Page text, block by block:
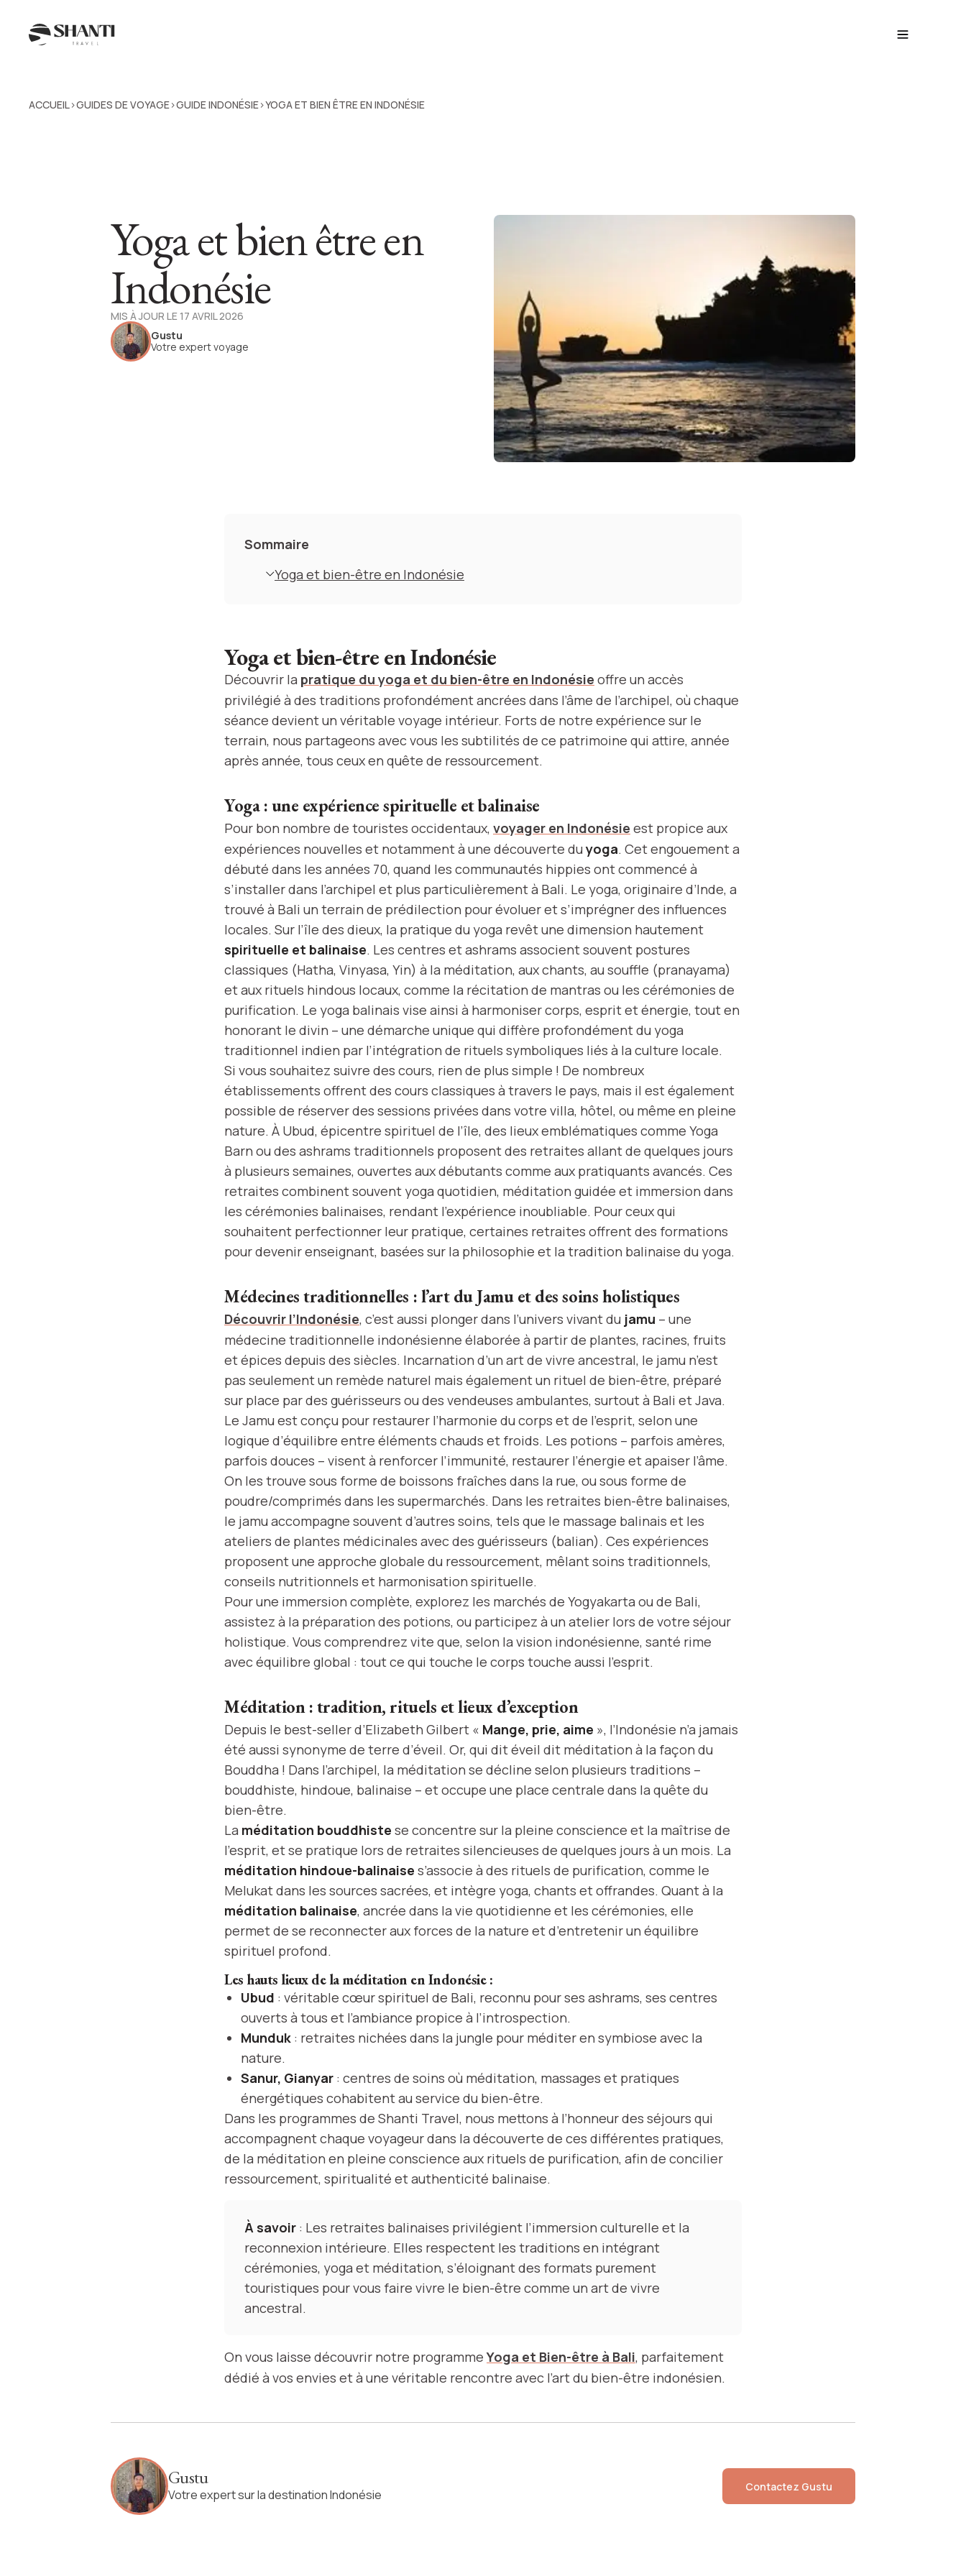
ACCUEIL>GUIDES DE VOYAGE>GUIDE INDONÉSIE>YOGA ET BIEN ÊTRE EN INDONÉSIE
Yoga et bien être en
Indonésie
MIS À JOUR LE 17 AVRIL 2026
Gustu
Votre expert voyage
Sommaire
Yoga et bien-être en Indonésie
Yoga et bien-être en Indonésie
Découvrir la pratique du yoga et du bien-être en Indonésie offre un accès
privilégié à des traditions profondément ancrées dans l’âme de l’archipel, où chaque
séance devient un véritable voyage intérieur. Forts de notre expérience sur le
terrain, nous partageons avec vous les subtilités de ce patrimoine qui attire, année
après année, tous ceux en quête de ressourcement.
Yoga : une expérience spirituelle et balinaise
Pour bon nombre de touristes occidentaux, voyager en Indonésie est propice aux
expériences nouvelles et notamment à une découverte du yoga. Cet engouement a
débuté dans les années 70, quand les communautés hippies ont commencé à
s’installer dans l’archipel et plus particulièrement à Bali. Le yoga, originaire d’Inde, a
trouvé à Bali un terrain de prédilection pour évoluer et s’imprégner des influences
locales. Sur l’île des dieux, la pratique du yoga revêt une dimension hautement
spirituelle et balinaise. Les centres et ashrams associent souvent postures
classiques (Hatha, Vinyasa, Yin) à la méditation, aux chants, au souffle (pranayama)
et aux rituels hindous locaux, comme la récitation de mantras ou les cérémonies de
purification. Le yoga balinais vise ainsi à harmoniser corps, esprit et énergie, tout en
honorant le divin – une démarche unique qui diffère profondément du yoga
traditionnel indien par l’intégration de rituels symboliques liés à la culture locale.
Si vous souhaitez suivre des cours, rien de plus simple ! De nombreux
établissements offrent des cours classiques à travers le pays, mais il est également
possible de réserver des sessions privées dans votre villa, hôtel, ou même en pleine
nature. À Ubud, épicentre spirituel de l’île, des lieux emblématiques comme Yoga
Barn ou des ashrams traditionnels proposent des retraites allant de quelques jours
à plusieurs semaines, ouvertes aux débutants comme aux pratiquants avancés. Ces
retraites combinent souvent yoga quotidien, méditation guidée et immersion dans
les cérémonies balinaises, rendant l’expérience inoubliable. Pour ceux qui
souhaitent perfectionner leur pratique, certaines retraites offrent des formations
pour devenir enseignant, basées sur la philosophie et la tradition balinaise du yoga.
Médecines traditionnelles : l’art du Jamu et des soins holistiques
Découvrir l’Indonésie, c’est aussi plonger dans l’univers vivant du jamu – une
médecine traditionnelle indonésienne élaborée à partir de plantes, racines, fruits
et épices depuis des siècles. Incarnation d’un art de vivre ancestral, le jamu n’est
pas seulement un remède naturel mais également un rituel de bien-être, préparé
sur place par des guérisseurs ou des vendeuses ambulantes, surtout à Bali et Java.
Le Jamu est conçu pour restaurer l’harmonie du corps et de l’esprit, selon une
logique d’équilibre entre éléments chauds et froids. Les potions – parfois amères,
parfois douces – visent à renforcer l’immunité, restaurer l’énergie et apaiser l’âme.
On les trouve sous forme de boissons fraîches dans la rue, ou sous forme de
poudre/comprimés dans les supermarchés. Dans les retraites bien-être balinaises,
le jamu accompagne souvent d’autres soins, tels que le massage balinais et les
ateliers de plantes médicinales avec des guérisseurs (balian). Ces expériences
proposent une approche globale du ressourcement, mêlant soins traditionnels,
conseils nutritionnels et harmonisation spirituelle.
Pour une immersion complète, explorez les marchés de Yogyakarta ou de Bali,
assistez à la préparation des potions, ou participez à un atelier lors de votre séjour
holistique. Vous comprendrez vite que, selon la vision indonésienne, santé rime
avec équilibre global : tout ce qui touche le corps touche aussi l’esprit.
Méditation : tradition, rituels et lieux d’exception
Depuis le best-seller d’Elizabeth Gilbert « Mange, prie, aime », l’Indonésie n’a jamais
été aussi synonyme de terre d’éveil. Or, qui dit éveil dit méditation à la façon du
Bouddha ! Dans l’archipel, la méditation se décline selon plusieurs traditions –
bouddhiste, hindoue, balinaise – et occupe une place centrale dans la quête du
bien-être.
La méditation bouddhiste se concentre sur la pleine conscience et la maîtrise de
l’esprit, et se pratique lors de retraites silencieuses de quelques jours à un mois. La
méditation hindoue-balinaise s’associe à des rituels de purification, comme le
Melukat dans les sources sacrées, et intègre yoga, chants et offrandes. Quant à la
méditation balinaise, ancrée dans la vie quotidienne et les cérémonies, elle
permet de se reconnecter aux forces de la nature et d’entretenir un équilibre
spirituel profond.
Les hauts lieux de la méditation en Indonésie :
Ubud : véritable cœur spirituel de Bali, reconnu pour ses ashrams, ses centres
ouverts à tous et l’ambiance propice à l’introspection.
Munduk: retraites nichées dans la jungle pour méditer en symbiose avec la
nature.
Sanur, Gianyar: centres de soins où méditation, massages et pratiques
énergétiques cohabitent au service du bien-être.
Dans les programmes de Shanti Travel, nous mettons à l’honneur des séjours qui
accompagnent chaque voyageur dans la découverte de ces différentes pratiques,
de la méditation en pleine conscience aux rituels de purification, afin de concilier
ressourcement, spiritualité et authenticité balinaise.
À savoir : Les retraites balinaises privilégient l’immersion culturelle et la
reconnexion intérieure. Elles respectent les traditions en intégrant
cérémonies, yoga et méditation, s’éloignant des formats purement
touristiques pour vous faire vivre le bien-être comme un art de vivre
ancestral.
On vous laisse découvrir notre programmeYoga et Bien-être à Bali, parfaitement
dédié à vos envies et à une véritable rencontre avec l’art du bien-être indonésien.
Gustu
Votre expert sur la destination Indonésie
Contactez Gustu